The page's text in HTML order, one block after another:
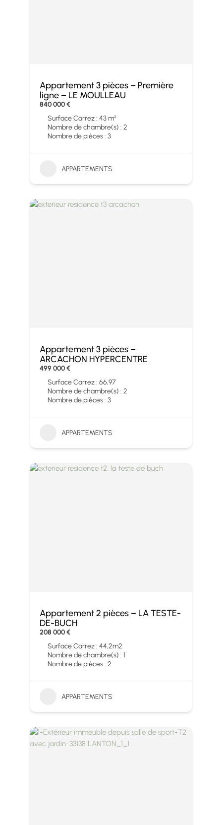
Appartement 3 pièces – Première
ligne – LE MOULLEAU
840 000 €
Surface Carrez : 43 m²
Nombre de chambre(s) : 2
Nombre de pièces : 3
APPARTEMENTS
Appartement 3 pièces –
ARCACHON HYPERCENTRE
499 000 €
Surface Carrez : 66,97
Nombre de chambre(s) : 2
Nombre de pièces : 3
APPARTEMENTS
Appartement 2 pièces – LA TESTE-
DE-BUCH
208 000 €
Surface Carrez : 44,2m2
Nombre de chambre(s) : 1
Nombre de pièces : 2
APPARTEMENTS